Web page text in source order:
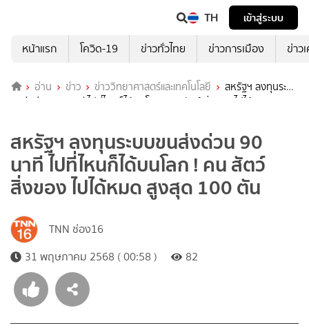
TH
เข้าสู่ระบบ
หน้าแรก
โควิด-19 ข่าวทั่วไทย ข่าวการเมือง ข่าว
อ่าน ข่าว ข่าววิทยาศาสตร์และเทคโนโลยี
สหรัฐฯ ลงทุนระบบ
ขนส่งด่วน 90 นาที ไปที่ไหนก็ได้บนโลก ! คน สัตว์ สิ่งของ ไปได้หมด สูงสุด
สหรัฐฯ ลงทุนระบบขนส่งด่วน 90
นาที ไปที่ไหนก็ได้บนโลก ! คน สัตว์
สิ่งของ ไปได้หมด สูงสุด 100 ตัน
TNN ช่อง16
31 พฤษภาคม 2568 ( 00:58 )
82